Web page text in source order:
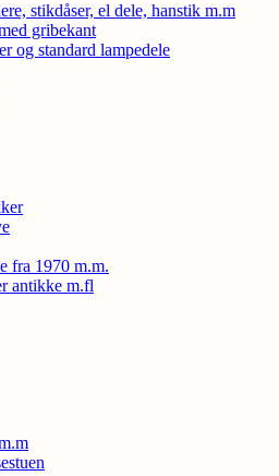
stikdåser, el dele, hanstik m.m
gribekant
og standard lampedele
fra 1970 m.m.
antikke m.fl